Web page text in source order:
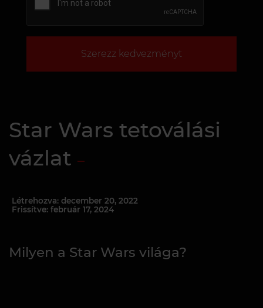
Szerezz kedvezményt
Star Wars tetoválási
vázlat
Létrehozva: december 20, 2022
Frissítve: február 17, 2024
Milyen a Star Wars világa?